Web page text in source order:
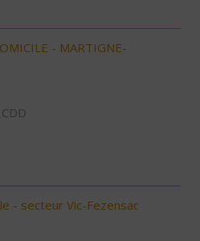
- MARTIGNE-
- secteur Vic-Fezensac